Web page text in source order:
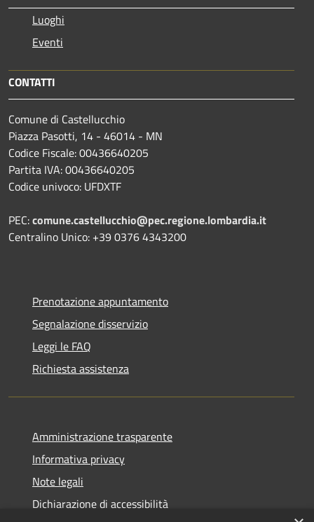
Luoghi
Eventi
CONTATTI
Comune di Castellucchio
Piazza Pasotti, 14 - 46014 - MN
Codice Fiscale: 00436640205
Partita IVA: 00436640205
Codice univoco: UFDXTF
PEC:comune.castellucchio@pec.regione.lombardia.it
Centralino Unico: +39 0376 4343200
Prenotazione appuntamento
Segnalazione disservizio
Leggi le FAQ
Richiesta assistenza
Amministrazione trasparente
Informativa privacy
Note legali
Dichiarazione di accessibilità